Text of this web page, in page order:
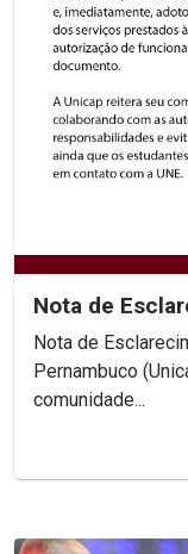
Nota de
Nota de Esclarecimento A
Pernambuco
comunidade...